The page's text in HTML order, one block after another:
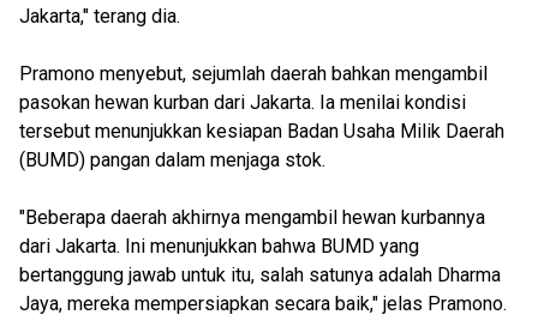
Jakarta," terang dia.
Pramono menyebut, sejumlah daerah bahkan mengambil
pasokan hewan kurban dari Jakarta. Ia menilai kondisi
tersebut menunjukkan kesiapan Badan Usaha Milik Daerah
(BUMD) pangan dalam menjaga stok.
"Beberapa daerah akhirnya mengambil hewan kurbannya
dari Jakarta. Ini menunjukkan bahwa BUMD yang
bertanggung jawab untuk itu, salah satunya adalah Dharma
Jaya, mereka mempersiapkan secara baik," jelas Pramono.